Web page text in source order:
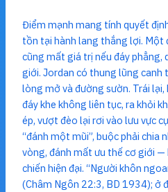
Điểm mạnh mang tính quyết
tồn tại hành lang thắng lợi. Một
cũng mất giá trị nếu đáy phẳng,
giới. Jordan có thung lũng canh
lòng mở và đường sườn. Trái
đáy khe không liên tục, ra khỏi
ép, vượt đèo lại rơi vào lưu vực
“đánh một mũi”, buộc phải chia
vòng, đánh mất ưu thế cơ giới
chiến hiện đại. “Người khôn
(Châm Ngôn 22:3, BD 1934); ở